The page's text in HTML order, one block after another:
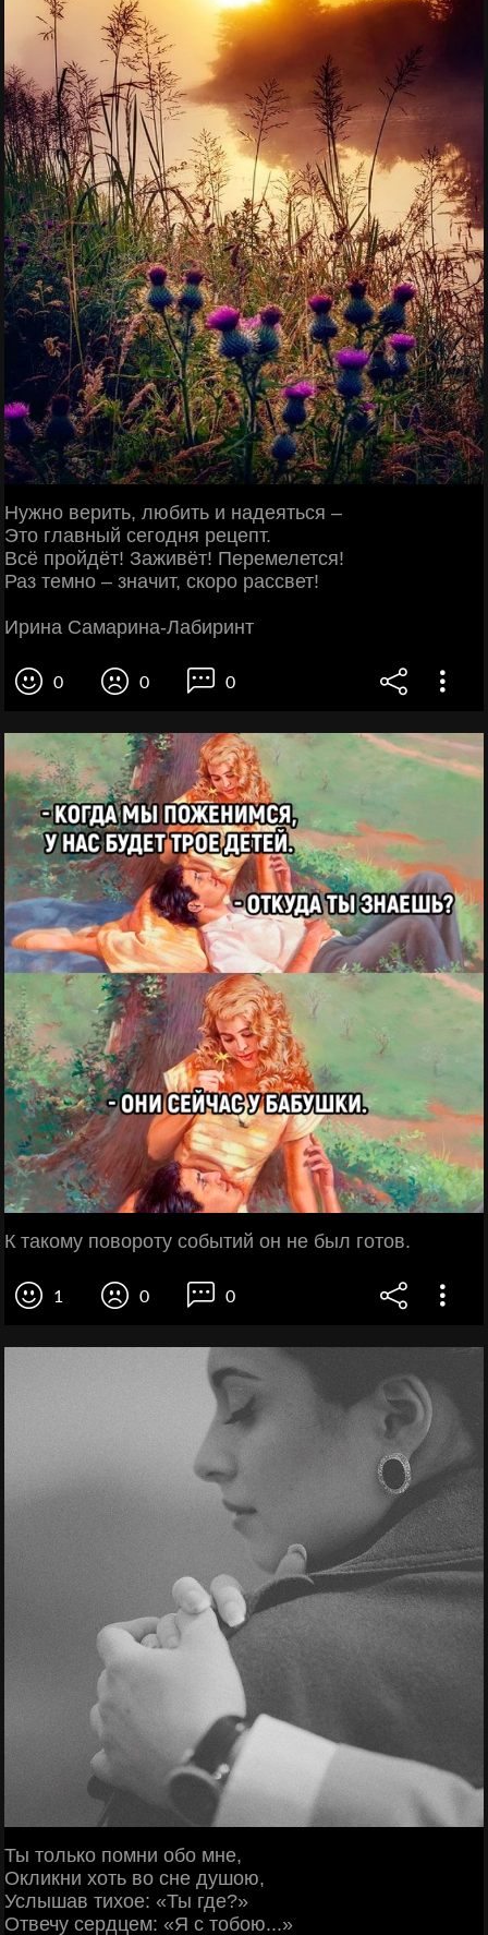
Нужно верить, любить и надеяться –
Это главный сегодня рецепт.
Всё пройдёт! Заживёт! Перемелется!
Раз темно – значит, скоро рассвет!
Ирина Самарина-Лабиринт
0 0 0
К такому повороту событий он не был готов.
1 0 0
Ты только помни обо мне,
Окликни хоть во сне душою,
Услышав тихое: «Ты где?»
Отвечу сердцем: «Я с тобою...»